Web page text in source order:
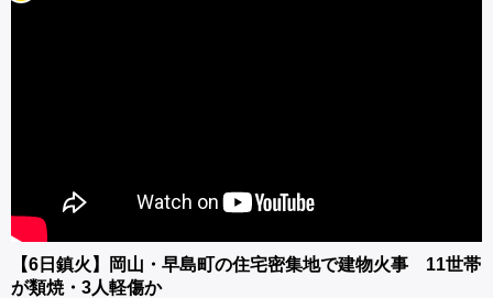
【6日鎮火】岡山・早島町の住宅密集地で建物火事 11世帯
が類焼・3人軽傷か